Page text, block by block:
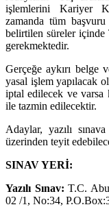
işlemlerini Kariyer
zamanda tüm
belirtilen süreler içinde
gerekmektedir.
Gerçeğe aykırı belge
yasal işlem yapılacak
iptal edilecek ve varsa
ile tazmin edilecektir.
Adaylar, yazılı
üzerinden teyit
SINAV YERİ:
Yazılı Sınav:T.C.
02 /1, No:34,